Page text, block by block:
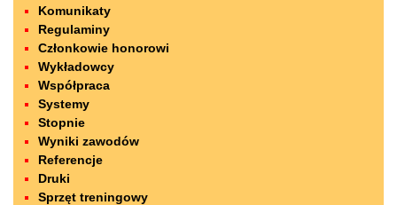
Komunikaty
Regulaminy
Członkowie honorowi
Wykładowcy
Współpraca
Systemy
Stopnie
Wyniki zawodów
Referencje
Druki
Sprzęt treningowy